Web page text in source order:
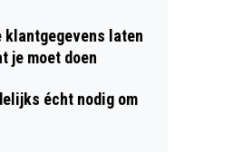
klantgegevens laten
je moet doen
écht nodig om